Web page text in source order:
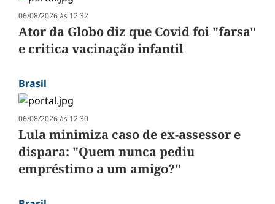
06/08/2026 às 12:32
Ator da Globo diz que Covid foi "farsa"
e critica vacinação infantil
Brasil
06/08/2026 às 12:30
Lula minimiza caso de ex-assessor e
dispara: "Quem nunca pediu
empréstimo a um amigo?"